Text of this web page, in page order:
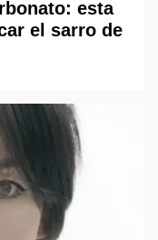
esta
el sarro de